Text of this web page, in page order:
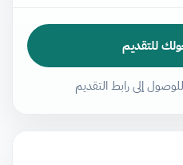
للتقديم
إلى رابط التقديم